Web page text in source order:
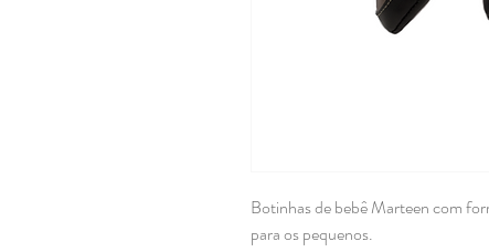
Botinhas de bebê Marteen com
para os pequenos.